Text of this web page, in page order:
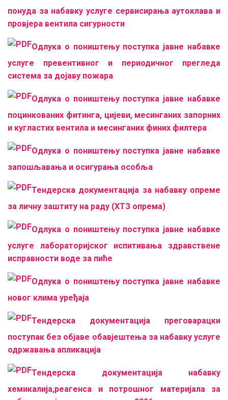
понуда за набавку услуге сервисирања аутоклава и
провјера вентила сигурности
Одлука о поништењу поступка јавне набавке
услуге превентивног и периодичног прегледа
система за дојаву пожара
Одлука о поништењу поступка јавне набавке
поцинкованих фитинга, цијеви, месинганих запорних
и кугластих вентила и месинганих финих филтера
Одлука о поништењу поступка јавне набавке
запошљавања и осигурања особља
Тендерска документација за набавку опреме
за личну заштиту на раду (ХТЗ опрема)
Одлука о поништењу поступка јавне набавке
услуге лабораторијског испитивања здравствене
исправности воде за пиће
Одлука о поништењу поступка јавне набавке
новог клима уређаја
Тендерска документација преговарацки
поступак без објаве обавјештења за набавку услуге
одржавања апликација
Тендерска документација набавку
хемикалија,реагенса и потрошног материјала за